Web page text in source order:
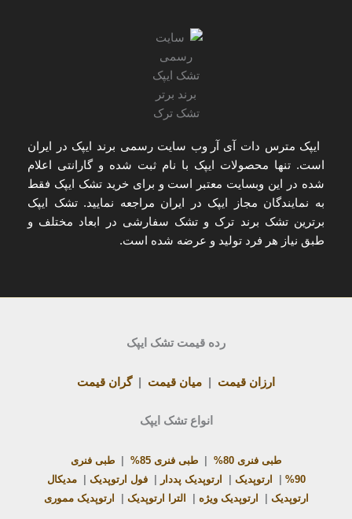
ایپک مترس دات آی آر وب سایت رسمی برند ایپک در ایران
است. تنها محصولات ایپک با نام ثبت شده و گارانتی اعلام
شده در این وبسایت معتبر است و برایخرید تشک ایپک فقط
به نمایندگان مجاز ایپک در ایران مراجعه نمایید. تشک ایپک
برترین تشک برند ترک و تشک سفارشی در ابعاد مختلف و
طبق نیاز هر فرد تولید و عرضه شده است.
رده قیمت تشک ایپک
ارزان قیمت میان قیمت |گران قیمت
انواع تشک ایپک
طبی فنری 80% طبی فنری 85%
طبی فنری
90%
ارتوپدیک ارتوپدیک پددار |فول ارتوپدیک |مدیکال
ارتوپدیک
ارتوپدیک ویژه الترا ارتوپدیک ارتوپدیک مموری